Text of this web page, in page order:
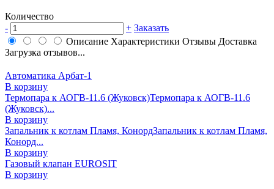
Количество
-
+ Заказать
Описание Характеристики Отзывы Доставка
Загрузка отзывов...
Автоматика Арбат-1
В корзину
Термопара к АОГВ-11.6 (Жуковск)Термопара к АОГВ-11.6
(Жуковск)...
В корзину
Запальник к котлам Пламя, КонордЗапальник к котлам Пламя,
Конорд...
В корзину
Газовый клапан EUROSIT
В корзину